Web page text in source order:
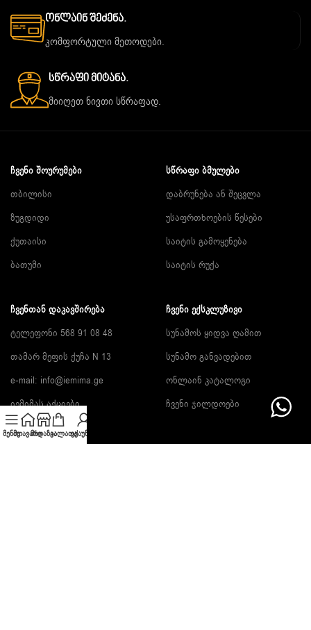
Ონლაინ Შეძენა.
კომფორტული მეთოდები.
Სწრაფი Მიტანა.
მიიღეთ ნივთი სწრაფად.
ᲩᲕᲔᲜᲘ ᲨᲝᲣᲠᲣᲛᲔᲑᲘ
თბილისი
ზუგდიდი
ქუთაისი
ბათუმი
ᲡᲬᲠᲐᲤᲘ ᲑᲛᲣᲚᲔᲑᲘ
დაბრუნება ან შეცვლა
უსაფრთხოების წესები
საიტის გამოყენება
საიტის რუქა
ᲩᲕᲔᲜᲗᲐᲜ ᲓᲐᲙᲐᲕᲨᲘᲠᲔᲑᲐ
ტელეფონი 568 91 08 48
თამარ მეფის ქუჩა N 13
e-mail: info@iemima.ge
იემიმას აქციები
ᲩᲕᲔᲜᲘ ᲔᲥᲡᲙᲚᲣᲖᲘᲕᲘ
სუნამოს ყიდვა ღამით
სუნამო განვადებით
ონლაინ კატალოგი
ჩვენი ჯილდოები
მენიუმთავარიმაღაზიაკალათაექაუნთი